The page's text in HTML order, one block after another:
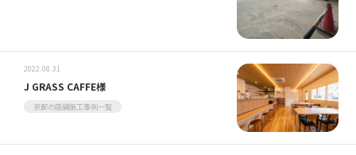
2022.08.31
J GRASS CAFFE様
京都の店舗施工事例一覧